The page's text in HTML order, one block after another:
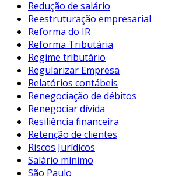
Redução de salário
Reestruturação empresarial
Reforma do IR
Reforma Tributária
Regime tributário
Regularizar Empresa
Relatórios contábeis
Renegociação de débitos
Renegociar dívida
Resiliência financeira
Retenção de clientes
Riscos Jurídicos
Salário mínimo
São Paulo